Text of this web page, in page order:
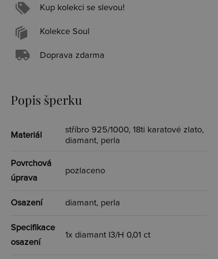
Kup kolekci se slevou!
Kolekce Soul
Doprava zdarma
Popis šperku
Materiál
stříbro 925/1000, 18ti karatové zlato,
diamant, perla
Povrchová
úprava
pozlaceno
Osazení diamant, perla
Specifikace
osazení
1x diamant I3/H 0,01 ct